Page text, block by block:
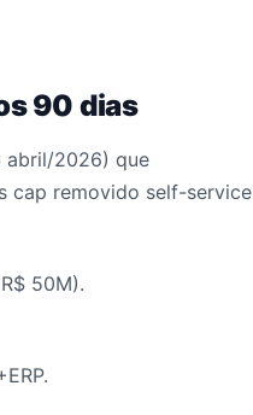
90 dias
abril/2026) que
cap removido self-service
50M).